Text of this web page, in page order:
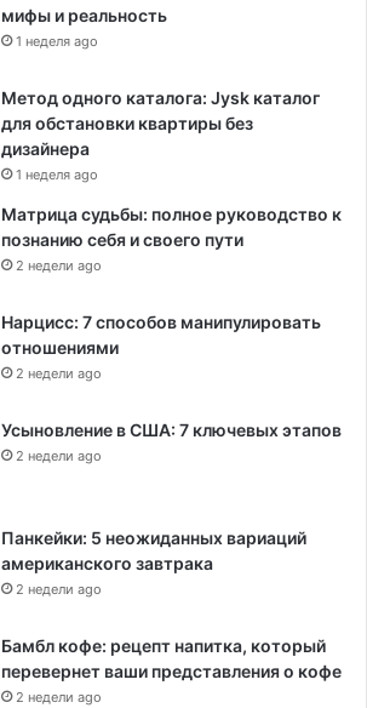
мифы и реальность
1 неделя ago
Метод одного каталога: Jysk каталог
для обстановки квартиры без
дизайнера
1 неделя ago
Матрица судьбы: полное руководство к
познанию себя и своего пути
2 недели ago
Нарцисс: 7 способов манипулировать
отношениями
2 недели ago
Усыновление в США: 7 ключевых этапов
2 недели ago
Панкейки: 5 неожиданных вариаций
американского завтрака
2 недели ago
Бамбл кофе: рецепт напитка, который
перевернет ваши представления о кофе
2 недели ago